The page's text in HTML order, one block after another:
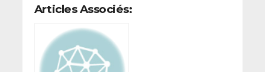
Articles Associés: